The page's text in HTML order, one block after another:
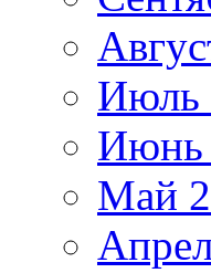
Июль
Июнь
Май